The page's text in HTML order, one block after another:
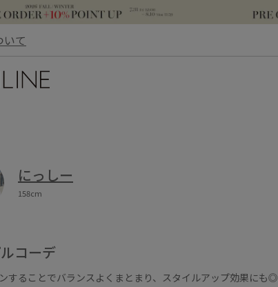
て
にっしー
158cm
コーデ
することでバランスよくまとまり、スタイルアップ効果にも◎